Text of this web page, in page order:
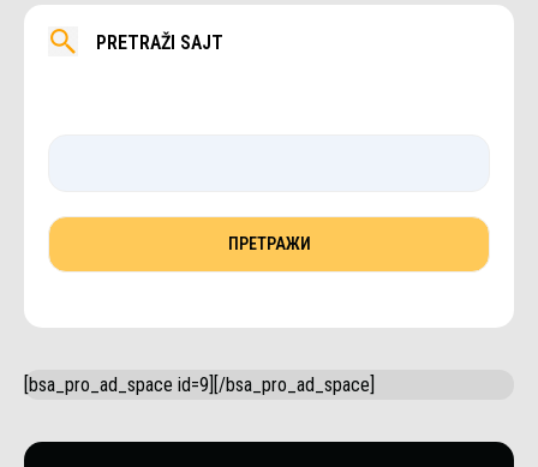
PRETRAŽI SAJT
[bsa_pro_ad_space id=9][/bsa_pro_ad_space]